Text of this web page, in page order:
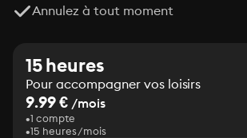
Annulez à tout moment
15 heures
Pour accompagner vos loisirs
9.99 € /mois
1 compte
15 heures/mois